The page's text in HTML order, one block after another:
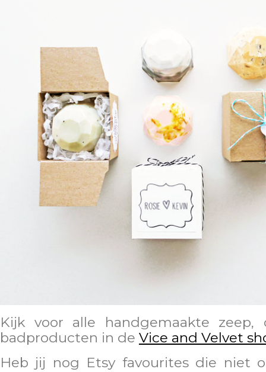
Kijk voor alle handgemaakte zeep,
badproducten in de Vice and Velvet
Heb jij nog Etsy favourites die niet